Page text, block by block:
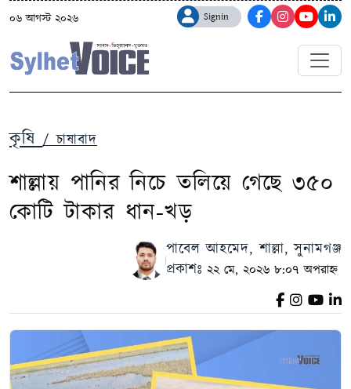
০৬ আগস্ট ২০২৬ Signin
কৃষি / চাষাবাদ
শাল্লায় পানির নিচে তলিয়ে গেছে ৩৫০
কোটি টাকার ধান-খড়
পাবেল আহমেদ, শাল্লা, সুনামগঞ্জ
প্রকাশঃ ২২ মে, ২০২৬ ৮:০৭ অপরাহ্ন